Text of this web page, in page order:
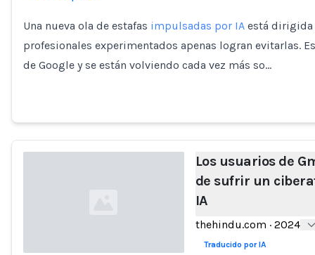
Una nueva ola de estafas impulsadas por IA está
profesionales experimentados apenas logran evitarlas.
de Google y se están volviendo cada vez más so…
Los usuarios de
de sufrir un
IA
thehindu.com · 2024
Traducido por IA